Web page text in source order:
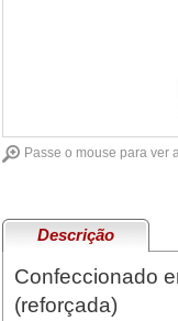
Passe o mouse para ver
Descrição
Confeccionado
(reforçada)